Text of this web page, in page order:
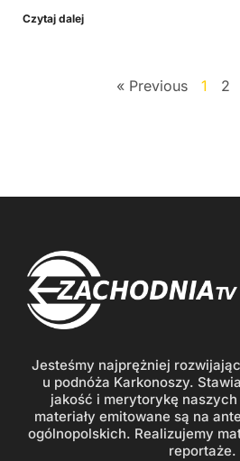
Czytaj dalej
« Previous 1 2
Jesteśmy najprężniej
u podnóża Karkonoszy.
jakość i merytorykę
materiały emitowane są na
ogólnopolskich. Realizujemy
reportaże.